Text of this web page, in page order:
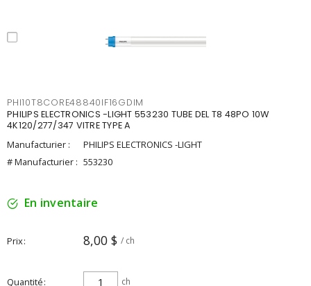
PHI10T8CORE48840IF16GDIM
PHILIPS ELECTRONICS -LIGHT 553230 TUBE DEL T8 48PO 10W
4K120/277/347 VITRE TYPE A
Manufacturier :
PHILIPS ELECTRONICS -LIGHT
# Manufacturier : 553230
En inventaire
Prix 8,00 $ / ch
Quantité ch